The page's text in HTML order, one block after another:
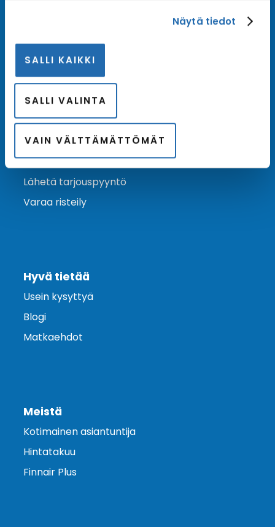
Näytä tiedot
SALLI KAIKKI
SALLI VALINTA
VAIN VÄLTTÄMÄTTÖMÄT
varustamoiden tarjouksista ja kampanjaeduista.
Ota yhteyttä
Asiakaspalvelu
Lähetä tarjouspyyntö
Varaa risteily
Hyvä tietää
Usein kysyttyä
Blogi
Matkaehdot
Meistä
Kotimainen asiantuntija
Hintatakuu
Finnair Plus